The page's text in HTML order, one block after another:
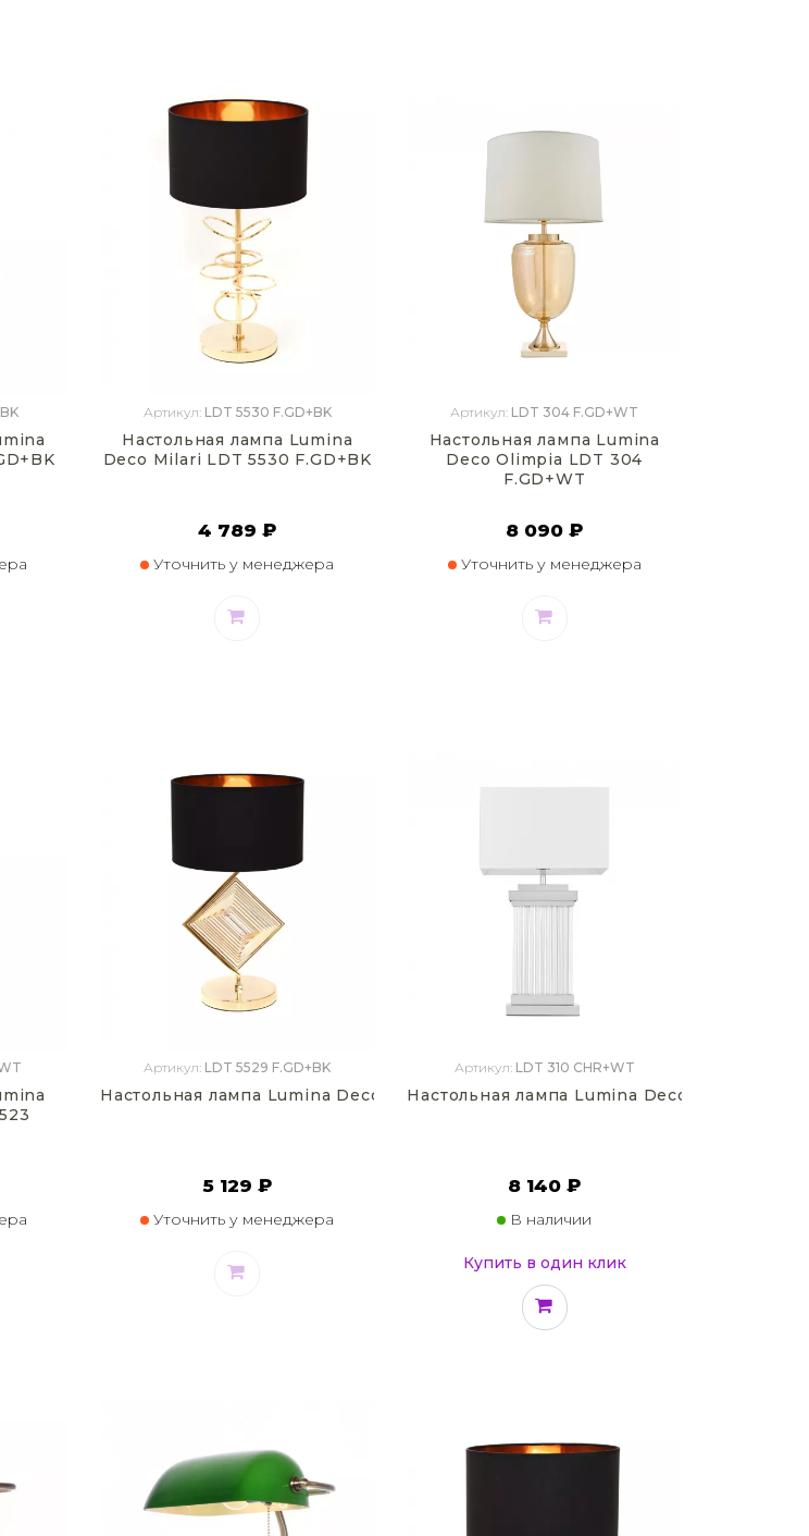
Артикул: LDT 5530 F.GD+BK
Настольная лампа Lumina
Deco Milari LDT 5530 F.GD+BK
4 789 ₽
Уточнить у менеджера
Артикул: LDT 304 F.GD+WT
Настольная лампа Lumina
Deco Olimpia LDT 304
F.GD+WT
8 090 ₽
Уточнить у менеджера
Артикул: LDT 5529 F.GD+BK
Настольная лампа Lumina Deco Fabi LDT 5529 F.GD+BK
5 129 ₽
Уточнить у менеджера
Артикул: LDT 310 CHR+WT
Настольная лампа Lumina Deco Davos LDT
8 140 ₽
В наличии
Купить в один клик